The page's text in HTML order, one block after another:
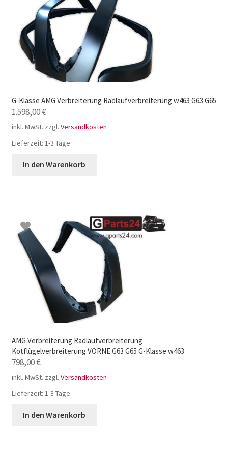
G-Klasse AMG Verbreiterung Radlaufverbreiterung w463 G63 G65
1.598,00€
inkl. MwSt. zzgl. Versandkosten
Lieferzeit: 1-3 Tage
In den Warenkorb
AMG Verbreiterung Radlaufverbreiterung
Kotflügelverbreiterung VORNE G63 G65 G-Klasse w463
798,00€
inkl. MwSt. zzgl. Versandkosten
Lieferzeit: 1-3 Tage
In den Warenkorb